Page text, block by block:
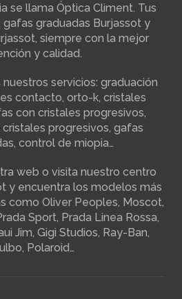
se llama Óptica Climent. Tus
graduadas Burjassot y
siempre con la mejor
y calidad.
servicios: graduación
contacto, orto-k, cristales
con cristales progresivos,
progresivos, gafas
control de miopia…
web o visita nuestro centro
y encuentra los modelos más
como Oliver Peoples, Moscot,
Sport, Prada Linea Rossa,
Jim, Gigi Studios, Ray-Ban,
Polaroid…